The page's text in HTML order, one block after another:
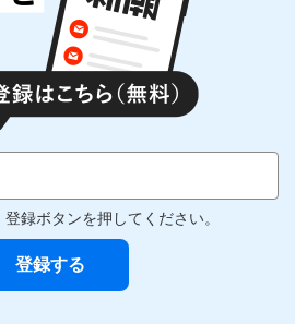
録ボタンを押してください。